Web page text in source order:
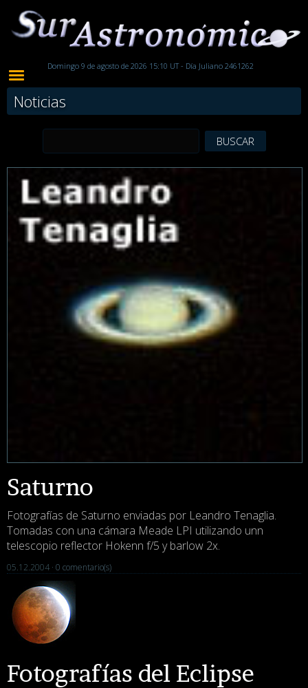
Domingo 9 de agosto de 2026 15:10 UT - Día Juliano 2461262
Noticias
BUSCAR
Saturno
Fotografías de Saturno enviadas por Leandro Tenaglia.
Tomadas con una cámara Meade LPI utilizando unn
telescopio reflector Hokenn f/5 y barlow 2x.
05.12.2004 · 0 comentario(s)
Fotografías del Eclipse